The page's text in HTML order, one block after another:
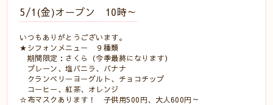
5/1(金)オープン 10時～
いつもありがとうございます。
★シフォンメニュー ９種類
期間限定：さくら（今季最終になります）
プレーン、塩バニラ、バナナ
クランベリーヨーグルト、チョコチップ
コーヒー、紅茶、オレンジ
☆布マスクあります！ 子供用500円、大人600円～